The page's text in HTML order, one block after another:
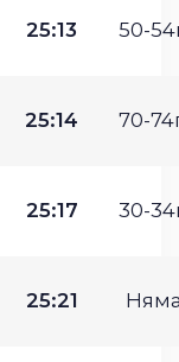
25:13 50-
25:14 70-
25:17 30-
25:21